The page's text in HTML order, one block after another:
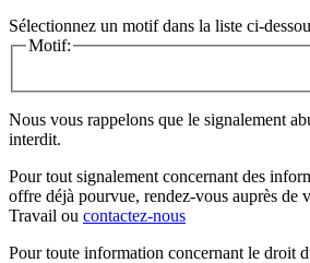
Sélectionnez un motif dans la liste ci-
Motif:
Nous vous rappelons que le signalement
interdit.
Pour tout signalement concernant des
offre déjà pourvue, rendez-vous auprès de
Travail ou contactez-nous
Pour toute information concernant le droit